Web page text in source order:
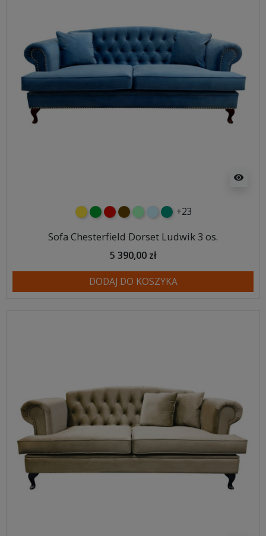
visibility
żółtyzielonyczerwony
czekoladowy
miętowybłękitny
turkusowy
+23
Sofa Chesterfield Dorset Ludwik 3 os.
5 390,00 zł
DODAJ DO KOSZYKA